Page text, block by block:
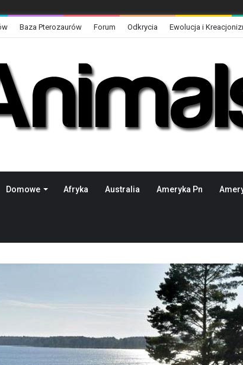
Baza Pterozaurów Forum Odkrycia Ewolucja i
Domowe Afryka Australia Ameryka Pn